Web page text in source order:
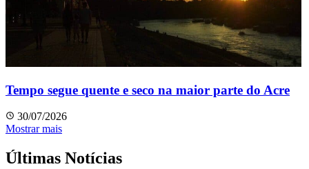
Tempo segue quente e seco na maior parte do Acre
30/07/2026
Mostrar mais
Últimas Notícias